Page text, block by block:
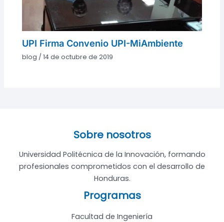
UPI Firma Convenio UPI-MiAmbiente
blog /14 de octubre de 2019
Sobre nosotros
Universidad Politécnica de la Innovación, formando
profesionales comprometidos con el desarrollo de
Honduras.
Programas
Facultad de Ingeniería